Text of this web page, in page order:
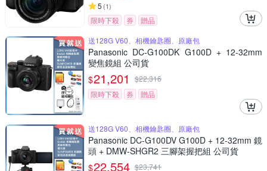
5 (1)
限時下殺 券
贈品
送128G V60、相機鑰匙圈、原廠包
Panasonic DC-G100DK G100D + 12-32mm
變焦鏡組 公司貨
$21,201 $22,316
限時下殺
券 贈品
送128G V60、相機鑰匙圈、原廠包
Panasonic DC-G100DV G100D + 12-32mm 鏡
頭 + DMW-SHGR2 三腳架握把組 公司貨
$22,554 $23,741